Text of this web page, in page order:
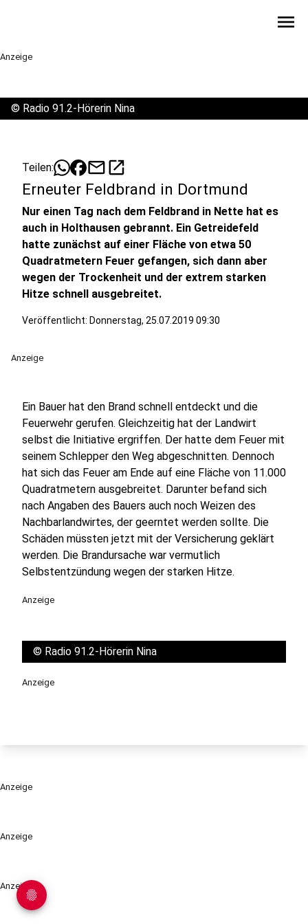
menu
Anzeige
Anzeige
Anzeige
© Radio 91.2-Hörerin Nina
Teilen: mailopen_in_new
Erneuter Feldbrand in Dortmund
Nur einen Tag nach dem Feldbrand in Nette hat es
auch in Holthausen gebrannt. Ein Getreidefeld
hatte zunächst auf einer Fläche von etwa 50
Quadratmetern Feuer gefangen, sich dann aber
wegen der Trockenheit und der extrem starken
Hitze schnell ausgebreitet.
Veröffentlicht: Donnerstag, 25.07.2019 09:30
Anzeige
Ein Bauer hat den Brand schnell entdeckt und die
Feuerwehr gerufen. Gleichzeitig hat der Landwirt
selbst die Initiative ergriffen. Der hatte dem Feuer mit
seinem Schlepper den Weg abgeschnitten. Dennoch
hat sich das Feuer am Ende auf eine Fläche von 11.000
Quadratmetern ausgebreitet. Darunter befand sich
nach Angaben des Bauers auch noch Weizen des
Nachbarlandwirtes, der geerntet werden sollte. Die
Schäden müssten jetzt mit der Versicherung geklärt
werden. Die Brandursache war vermutlich
Selbstentzündung wegen der starken Hitze.
Anzeige
© Radio 91.2-Hörerin Nina
Anzeige
Anzeige